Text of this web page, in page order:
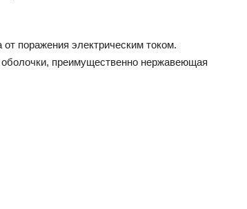
поражения электрическим током.
преимущественно нержавеющая